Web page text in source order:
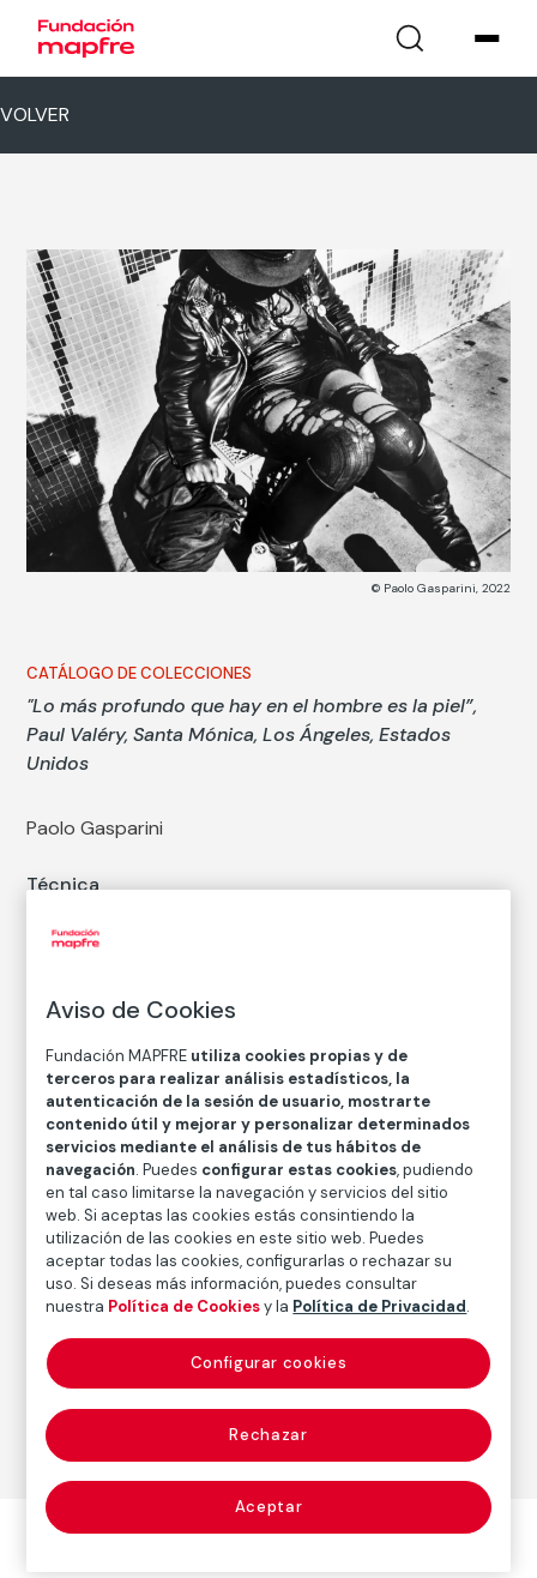
VOLVER
© Paolo Gasparini, 2022
CATÁLOGO DE COLECCIONES
"Lo más profundo que hay en el hombre es la piel”,
Paul Valéry, Santa Mónica, Los Ángeles, Estados
Unidos
Paolo Gasparini
Técnica
plata
Medidas papel: 40 × 60 cm
Inventario
FM003072
Fecha
1997/2012-2013
Autor
Paolo Gasparini
Nacimiento: Gorizia, Italia, 1934
Fotografía
Serie:La calle (1969-1999)(Paolo Gasparini)
Aviso de Cookies
Fundación MAPFRE utiliza cookies propias y de
terceros para realizar análisis estadísticos, la
autenticación de la sesión de usuario, mostrarte
contenido útil y mejorar y personalizar determinados
servicios mediante el análisis de tus hábitos de
navegación. Puedes configurar estas cookies, pudiendo
en tal caso limitarse la navegación y servicios del sitio
web. Si aceptas las cookies estás consintiendo la
utilización de las cookies en este sitio web. Puedes
aceptar todas las cookies, configurarlas o rechazar su
uso. Si deseas más información, puedes consultar
nuestra Política de Cookiesy la Política de Privacidad.
Rechazar
Aceptar
Configurar cookies